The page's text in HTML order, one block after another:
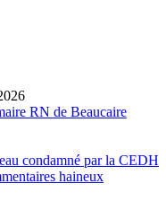
RN de Beaucaire
condamné par la CEDH
haineux